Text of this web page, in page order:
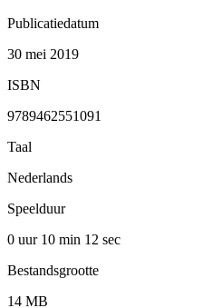
Publicatiedatum
30 mei 2019
ISBN
9789462551091
Taal
Nederlands
Speelduur
0 uur 10 min 12 sec
Bestandsgrootte
14 MB